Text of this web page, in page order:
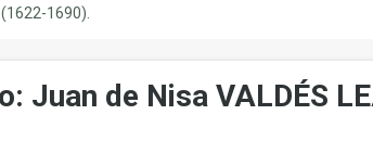
1690).
Juan de Nisa VALDÉS